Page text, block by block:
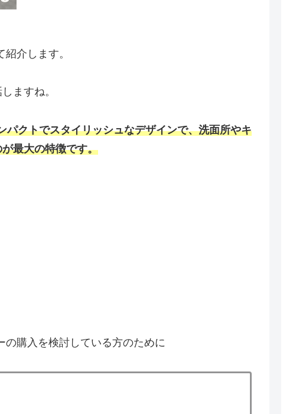
介します。
ますね。
クトでスタイリッシュなデザインで、洗面所やキ
最大の特徴です。
購入を検討している方のために